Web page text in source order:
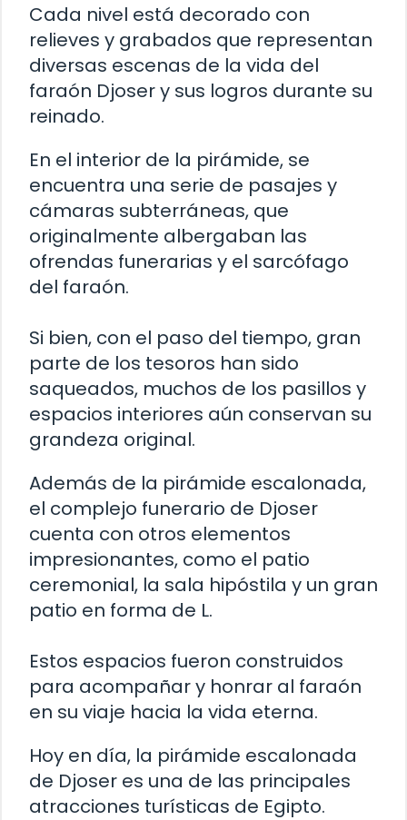
Cada nivel está decorado con
relieves y grabados que representan
diversas escenas de la vida del
faraón Djoser y sus logros durante su
reinado.
En el interior de la pirámide, se
encuentra una serie de pasajes y
cámaras subterráneas, que
originalmente albergaban las
ofrendas funerarias y el sarcófago
del faraón.
Si bien, con el paso del tiempo, gran
parte de los tesoros han sido
saqueados, muchos de los pasillos y
espacios interiores aún conservan su
grandeza original.
Además de la pirámide escalonada,
el complejo funerario de Djoser
cuenta con otros elementos
impresionantes, como el patio
ceremonial, la sala hipóstila y un gran
patio en forma de L.
Estos espacios fueron construidos
para acompañar y honrar al faraón
en su viaje hacia la vida eterna.
Hoy en día, la pirámide escalonada
de Djoser es una de las principales
atracciones turísticas de Egipto.